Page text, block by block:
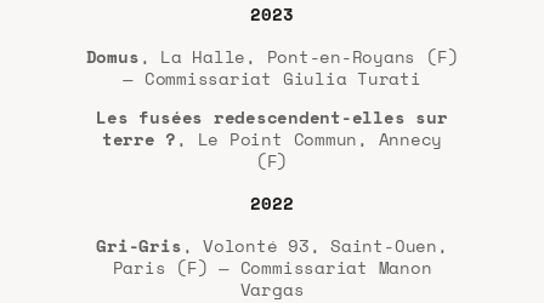
2023
Domus, La Halle, Pont-en-Royans (F)
— Commissariat Giulia Turati
Les fusées redescendent-elles sur
terre ?, Le Point Commun, Annecy
(F)
2022
Gri-Gris, Volonté 93, Saint-Ouen,
Paris (F) — Commissariat Manon
Vargas